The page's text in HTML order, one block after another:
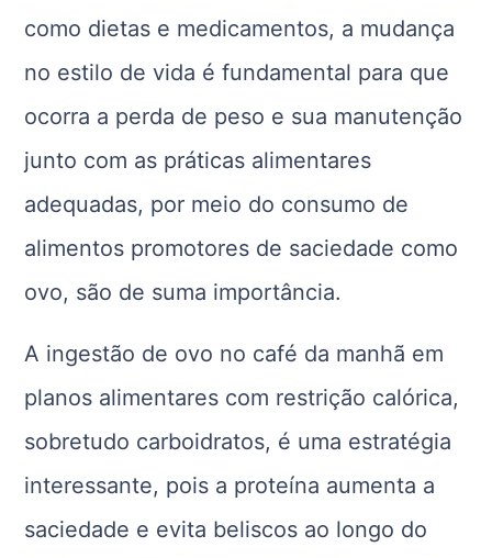
como dietas e medicamentos, a mudança
no estilo de vida é fundamental para que
ocorra a perda de peso e sua manutenção
junto com as práticas alimentares
adequadas, por meio do consumo de
alimentos promotores de saciedade como
ovo, são de suma importância.
A ingestão de ovo no café da manhã em
planos alimentares com restrição calórica,
sobretudo carboidratos, é uma estratégia
interessante, pois a proteína aumenta a
saciedade e evita beliscos ao longo do